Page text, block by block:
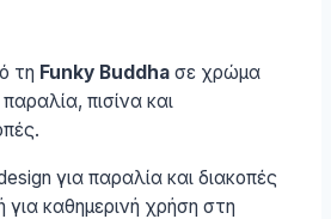
τη Funky Buddha σε χρώμα
παραλία, πισίνα και
για παραλία και διακοπές
για καθημερινή χρήση στη